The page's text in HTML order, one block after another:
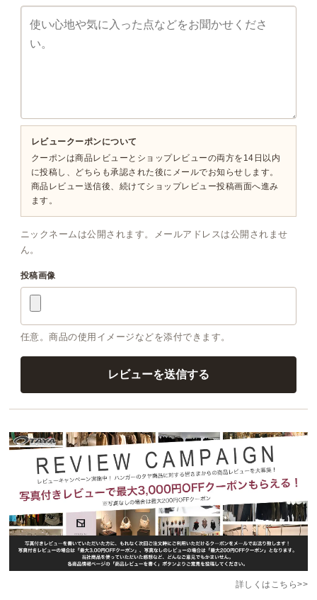
レビュークーポンについて
クーポンは商品レビューとショップレビューの両方を14日以内
に投稿し、どちらも承認された後にメールでお知らせします。
商品レビュー送信後、続けてショップレビュー投稿画面へ進み
ます。
ニックネームは公開されます。メールアドレスは公開されませ
ん。
投稿画像
任意。商品の使用イメージなどを添付できます。
詳しくはこちら>>